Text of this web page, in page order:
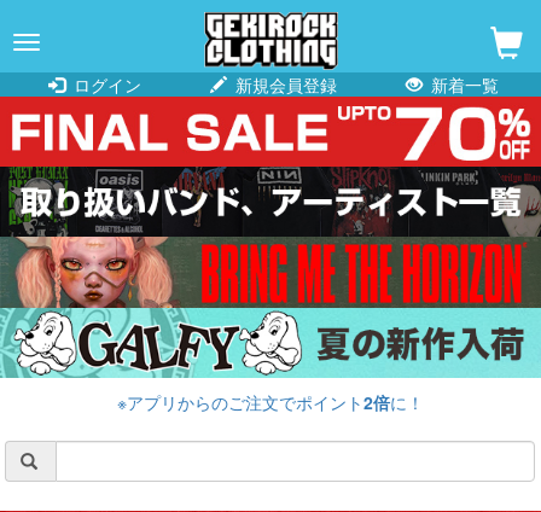
navigation
ログイン
新規会員登録 新着一覧
※アプリからのご注文でポイント2倍に！